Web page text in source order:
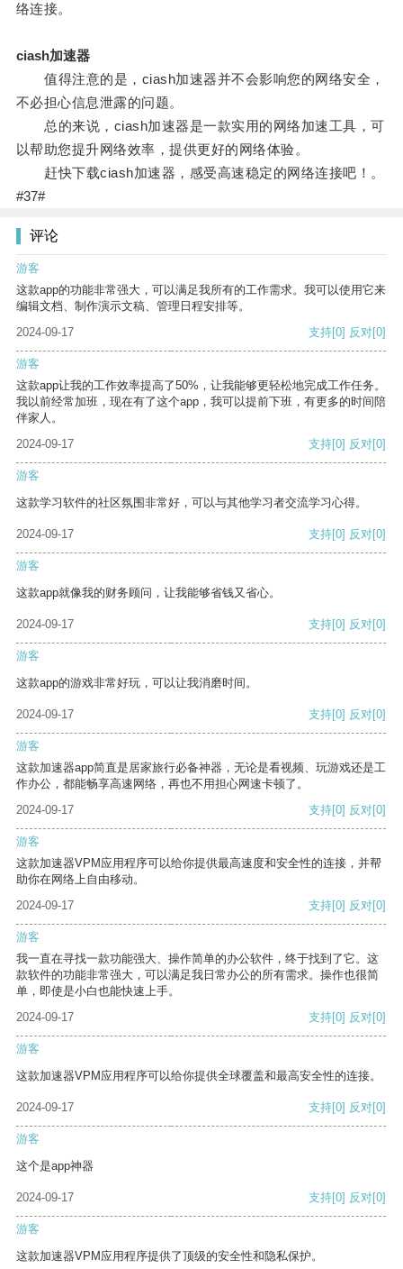
络连接。
ciash加速器
值得注意的是，ciash加速器并不会影响您的网络安全，
不必担心信息泄露的问题。
总的来说，ciash加速器是一款实用的网络加速工具，可
以帮助您提升网络效率，提供更好的网络体验。
赶快下载ciash加速器，感受高速稳定的网络连接吧！。
#37#
评论
游客
这款app的功能非常强大，可以满足我所有的工作需求。我可以使用它来
编辑文档、制作演示文稿、管理日程安排等。
2024-09-17
支持[0] 反对[0]
游客
这款app让我的工作效率提高了50%，让我能够更轻松地完成工作任务。
我以前经常加班，现在有了这个app，我可以提前下班，有更多的时间陪
伴家人。
2024-09-17
支持[0] 反对[0]
游客
这款学习软件的社区氛围非常好，可以与其他学习者交流学习心得。
2024-09-17 支持[0] 反对[0]
游客
这款app就像我的财务顾问，让我能够省钱又省心。
2024-09-17 支持[0] 反对[0]
游客
这款app的游戏非常好玩，可以让我消磨时间。
2024-09-17 支持[0] 反对[0]
游客
这款加速器app简直是居家旅行必备神器，无论是看视频、玩游戏还是工
作办公，都能畅享高速网络，再也不用担心网速卡顿了。
2024-09-17
支持[0] 反对[0]
游客
这款加速器VPM应用程序可以给你提供最高速度和安全性的连接，并帮
助你在网络上自由移动。
2024-09-17
支持[0] 反对[0]
游客
我一直在寻找一款功能强大、操作简单的办公软件，终于找到了它。这
款软件的功能非常强大，可以满足我日常办公的所有需求。操作也很简
单，即使是小白也能快速上手。
2024-09-17
支持[0] 反对[0]
游客
这款加速器VPM应用程序可以给你提供全球覆盖和最高安全性的连接。
2024-09-17 支持[0] 反对[0]
游客
这个是app神器
2024-09-17 支持[0] 反对[0]
游客
这款加速器VPM应用程序提供了顶级的安全性和隐私保护。